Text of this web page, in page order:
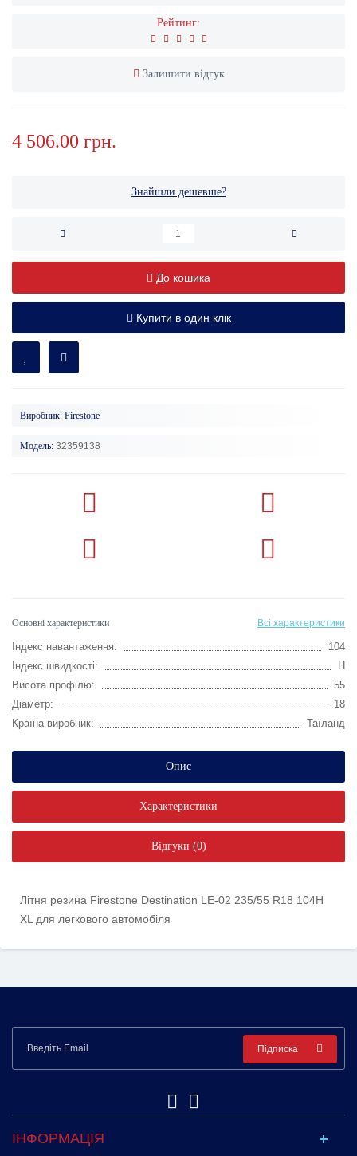
Рейтинг:
Залишити відгук
4 506.00 грн.
Знайшли дешевше?
До кошика
Купити в один клік
Виробник: Firestone
Модель: 32359138
Основні характеристики Всі характеристики
Індекс навантаження:
104
Індекс швидкості:
H
Висота профілю:
55
Діаметр:
18
Країна виробник:
Таїланд
Опис
Характеристики
Відгуки (0)
Літня резина Firestone Destination LE-02 235/55 R18 104H
XL для легкового автомобіля
Підписка
ІНФОРМАЦІЯ